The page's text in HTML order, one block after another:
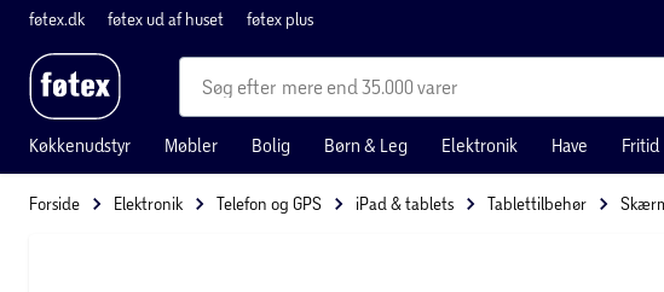
føtex.dk føtex ud af huset føtex plus
mere end 35.000 varer
Køkkenudstyr Møbler Bolig Børn & Leg Elektronik Have Fritid
Forside Elektronik Telefon og GPS iPad & tablets Tablettilbehør